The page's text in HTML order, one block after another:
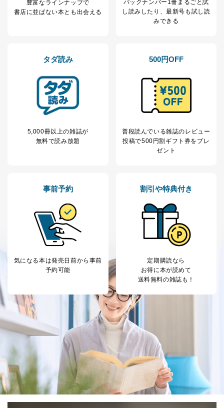
1 ービス等をご利用
の方の個人情報
個人が特定できない形で取得した
閲覧履歴や購買履歴等の情報を分
当社にお問合わせ
人情報
お問い合わせ対応、トラブル対
当社カスタマーQ＆
カスタマーQ＆Aサイトの投稿内容
ｅメール等によるカスタマーQ＆A
サイトのサービス内容のご案内の
ｅメール等による商品、サービ
ス、キャンペーン等の広告に関す
人情報
企業）からの委託
により当社の
定期購読サービス
等をご利用の方の
提携企業及びお客様がご購入され
た商品の発売元企業からのｅメー
サービス、キャンペーン等の広告
当社のサービス利用状況の把握お
よびその分析のため
お問い合わせ対応、トラブル対
処、オペレーター教育など応対品
質向上のため
その他当社のプライバシーポリシ
ー等にて公表する利用目的達成の
ため
※上記の利用目的のうちNo.1～5については保有個人デ
ータ（開示対象個人情報）の利用目的であり、下記4.の
開示等のご請求に対応させていただきます。
なお、6、7については、パートナー（提携企業）様又は
各SNS運営会社様にご請求いただきますようお願い致し
ます。
３．個人情報の第三者提供について
豊富なラインナップで
書店に並ばない本とも出会える
バックナンバー1冊まるごと試
し読み したり、最新号も試し読
みできる
タダ読み
5,000冊以上の雑誌が
無料で読み放題
500円OFF
普段読んでいる雑誌のレビュー
投稿で500円割ギフト券をプレ
ゼント
事前予約
気になる本は発売日前から事前
予約可能
割引や特典付き
定期購読なら
お得に本が読めて
送料無料の雑誌も！